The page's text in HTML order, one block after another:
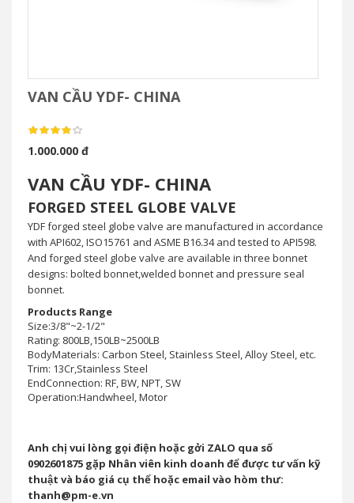
VAN CẦU YDF- CHINA
1.000.000 đ
VAN CẦU YDF- CHINA
FORGED STEEL GLOBE VALVE
YDF forged steel globe valve are manufactured in accordance
with API602, ISO15761 and ASME B16.34 and tested to API598.
And forged steel globe valve are available in three bonnet
designs: bolted bonnet,welded bonnet and pressure seal
bonnet.
Products Range
Size:3/8"~2-1/2"
Rating: 800LB,150LB~2500LB
BodyMaterials: Carbon Steel, Stainless Steel, Alloy Steel, etc.
Trim: 13Cr,Stainless Steel
EndConnection: RF, BW, NPT, SW
Operation:Handwheel, Motor
Anh chị vui lòng gọi điện hoặc gởi ZALO qua số
0902601875 gặp Nhân viên kinh doanh để được tư vấn kỹ
thuật và báo giá cụ thể hoặc email vào hòm thư:
thanh@pm-e.vn